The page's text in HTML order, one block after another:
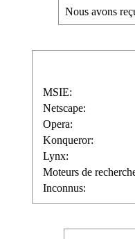
Nous avons
MSIE:
Netscape:
Opera:
Konqueror:
Lynx:
Moteurs de
Inconnus: